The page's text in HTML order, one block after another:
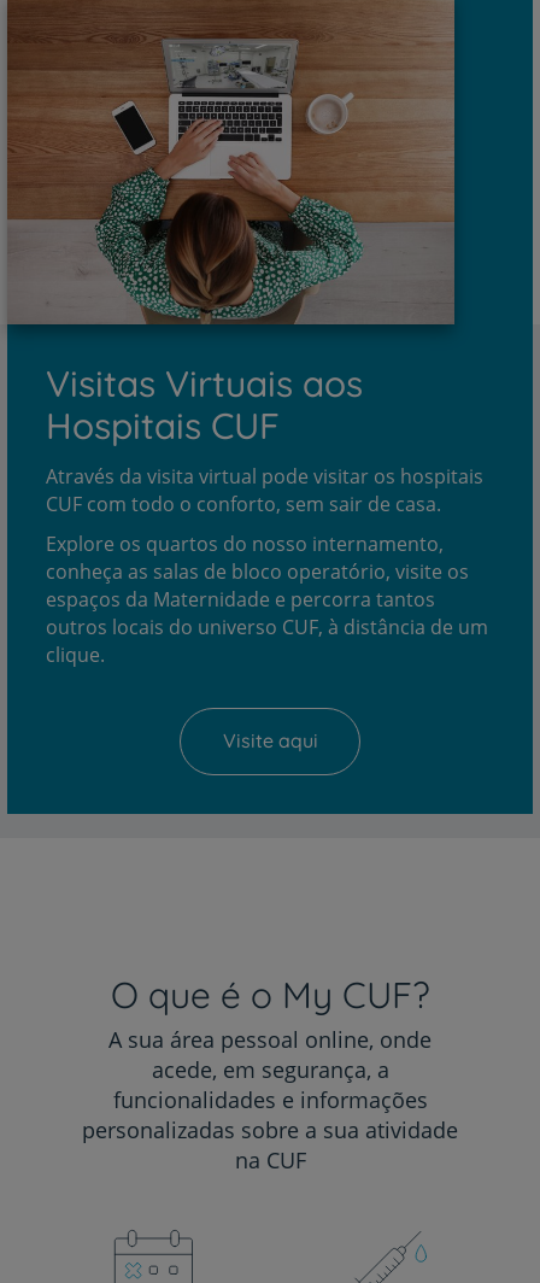
Visitas Virtuais aos
Hospitais CUF
Através da visita virtual pode visitar os hospitais
CUF com todo o conforto, sem sair de casa.
Explore os quartos do nosso internamento,
conheça as salas de bloco operatório, visite os
espaços da Maternidade e percorra tantos
outros locais do universo CUF, à distância de um
clique.
Visite aqui
O que é o My CUF?
A sua área pessoal online, onde
acede, em segurança, a
funcionalidades e informações
personalizadas sobre a sua atividade
na CUF